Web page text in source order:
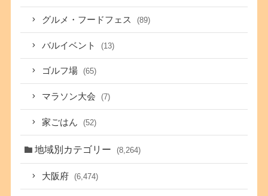
グルメ・フードフェス (89)
バルイベント (13)
ゴルフ場 (65)
マラソン大会 (7)
家ごはん (52)
地域別カテゴリー (8,264)
大阪府 (6,474)